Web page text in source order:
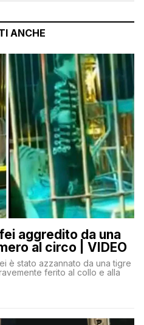
ANCHE
aggredito da una
al circo | VIDEO
è stato azzannato da una tigre
ferito al collo e alla